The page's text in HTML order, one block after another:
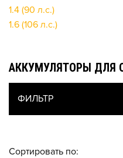
1.4 (90 л.с.)
1.6 (106 л.с.)
АККУМУЛЯТОРЫ ДЛЯ
ФИЛЬТР
Сортировать по: